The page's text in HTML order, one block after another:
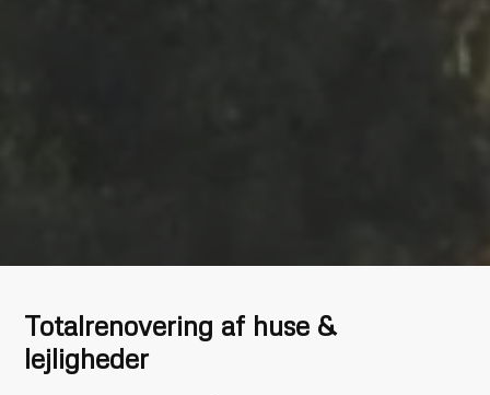
Totalrenovering af huse &
lejligheder